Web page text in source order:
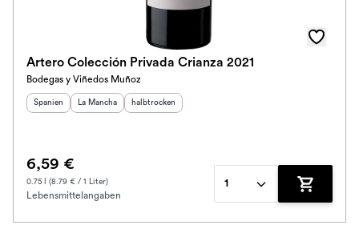
Artero Colección Privada Crianza 2021
Bodegas y Viñedos Muñoz
Herkunftsland:
Spanien Herkunftsregion:
La Mancha Geschmack:
halbtrocken
6,59 €
0.75 l (8.79 € / 1 Liter)
Lebensmittelangaben
1
Zum